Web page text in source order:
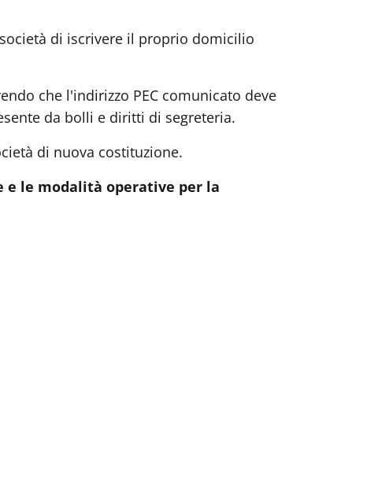
di iscrivere il proprio domicilio
che l'indirizzo PEC comunicato deve
da bolli e diritti di segreteria.
di nuova costituzione.
le modalità operative per la